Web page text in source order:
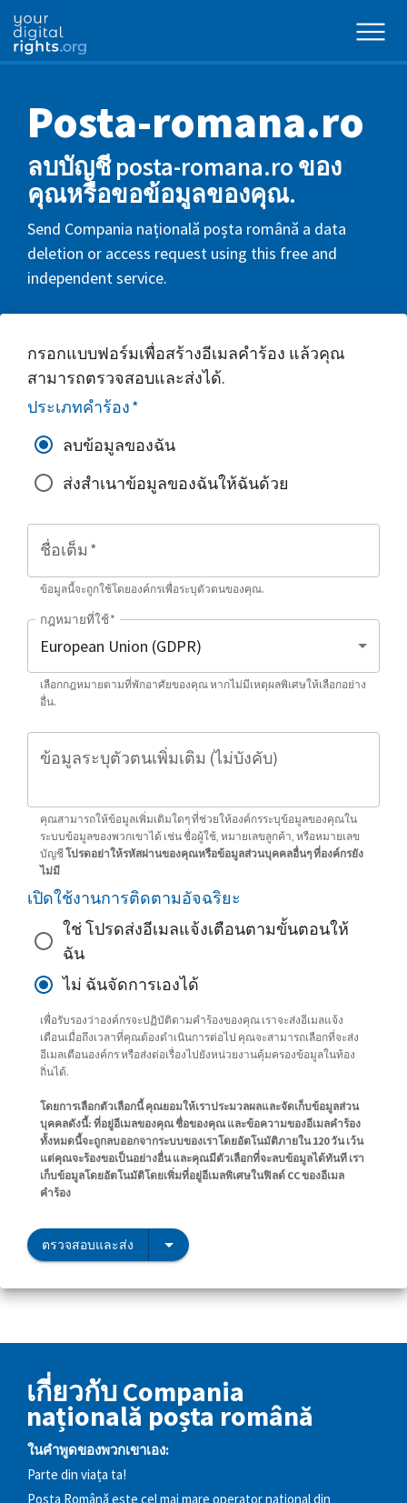
Posta-romana.ro
ลบบัญชี posta-romana.ro ของ
คุณหรือขอข้อมูลของคุณ.
Send Compania națională poșta română a data
deletion or access request using this free and
independent service.
กรอกแบบฟอร์มเพื่อสร้างอีเมลคำร้อง แล้วคุณ
สามารถตรวจสอบและส่งได้.
ประเภทคำร้อง*
ลบข้อมูลของฉัน
ส่งสำเนาข้อมูลของฉันให้ฉันด้วย
ชื่อเต็ม *
ข้อมูลนี้จะถูกใช้โดยองค์กรเพื่อระบุตัวตนของคุณ.
กฎหมายที่ใช้*
เลือกกฎหมายตามที่พักอาศัยของคุณ หากไม่มีเหตุผลพิเศษให้เลือกอย่าง
อื่น.
ข้อมูลระบุตัวตนเพิ่มเติม (ไม่บังคับ)
คุณสามารถให้ข้อมูลเพิ่มเติมใดๆ ที่ช่วยให้องค์กรระบุข้อมูลของคุณใน
ระบบข้อมูลของพวกเขาได้ เช่น ชื่อผู้ใช้, หมายเลขลูกค้า, หรือหมายเลข
บัญชีโปรดอย่าให้รหัสผ่านของคุณหรือข้อมูลส่วนบุคคลอื่นๆ ที่องค์กรยัง
ไม่มี
เปิดใช้งานการติดตามอัจฉริยะ
ใช่ โปรดส่งอีเมลแจ้งเตือนตามขั้นตอนให้
ฉัน
ไม่ ฉันจัดการเองได้
เพื่อรับรองว่าองค์กรจะปฏิบัติตามคำร้องของคุณ เราจะส่งอีเมลแจ้ง
เตือนเมื่อถึงเวลาที่คุณต้องดำเนินการต่อไป คุณจะสามารถเลือกที่จะส่ง
อีเมลเตือนองค์กร หรือส่งต่อเรื่องไปยังหน่วยงานคุ้มครองข้อมูลในท้อง
ถิ่นได้.
โดยการเลือกตัวเลือกนี้ คุณยอมให้เราประมวลผลและจัดเก็บข้อมูลส่วน
บุคคลดังนี้: ที่อยู่อีเมลของคุณ ชื่อของคุณ และข้อความของอีเมลคำร้อง
ทั้งหมดนี้จะถูกลบออกจากระบบของเราโดยอัตโนมัติภายใน 120 วัน เว้น
แต่คุณจะร้องขอเป็นอย่างอื่น และคุณมีตัวเลือกที่จะลบข้อมูลได้ทันที เรา
เก็บข้อมูลโดยอัตโนมัติโดยเพิ่มที่อยู่อีเมลพิเศษในฟิลด์ CC ของอีเมล
คำร้อง
ตรวจสอบและส่ง
เกี่ยวกับ Compania
națională poșta română
ในคำพูดของพวกเขาเอง:
Parte din viața ta!
Poşta Română este cel mai mare operator naţional din